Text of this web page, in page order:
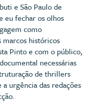
e São Paulo de
eu fechar os olhos
como
históricos
Pinto e com o público,
necessárias
de thrillers
urgência das redações